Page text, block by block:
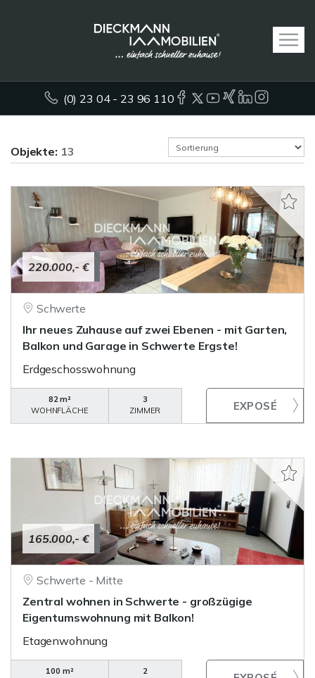
(0) 23 04 - 23 96 110
Objekte: 13
220.000,- €
Schwerte
Ihr neues Zuhause auf zwei Ebenen - mit Garten,
Balkon und Garage in Schwerte Ergste!
Erdgeschosswohnung
82 m²
WOHNFLÄCHE
3
ZIMMER
165.000,- €
Schwerte - Mitte
Zentral wohnen in Schwerte - großzügige
Eigentumswohnung mit Balkon!
Etagenwohnung
100 m²
2